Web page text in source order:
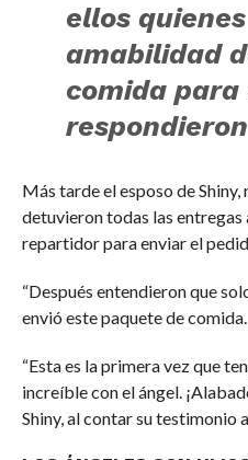
ellos
amabilidad
comida para
Más tarde el esposo de Shiny,
detuvieron todas las
repartidor para enviar el
“Después entendieron que
envió este paquete de comida.
“Esta es la primera vez que
increíble con el ángel.
Shiny, al contar su testimonio